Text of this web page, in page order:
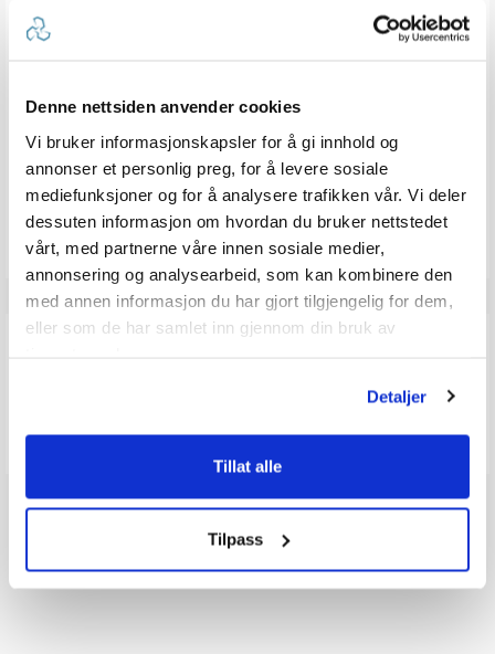
Denne nettsiden anvender cookies
Vi bruker informasjonskapsler for å gi innhold og
annonser et personlig preg, for å levere sosiale
mediefunksjoner og for å analysere trafikken vår. Vi deler
dessuten informasjon om hvordan du bruker nettstedet
vårt, med partnerne våre innen sosiale medier,
annonsering og analysearbeid, som kan kombinere den
med annen informasjon du har gjort tilgjengelig for dem,
eller som de har samlet inn gjennom din bruk av
Detaljer
Tillat alle
Tilpass
Karakter: 2 av 5 mulige
0stemmer
Basert på 2 stemmer og
Vær oppmerksom på at noen kunder gir en rating uten å skrive en
review, og at antallet ratings derfor vil være forskjellig fra antall
Q & A
Send spørsmålet ditt